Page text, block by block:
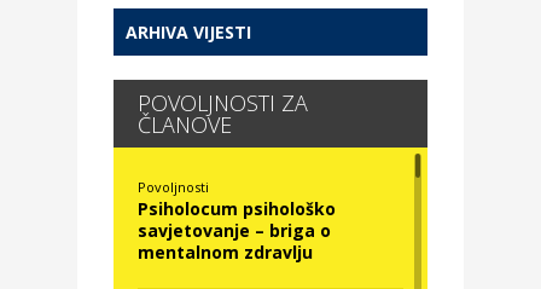
ARHIVA VIJESTI
POVOLJNOSTI ZA
ČLANOVE
Povoljnosti
Psiholocum psihološko
savjetovanje – briga o
mentalnom zdravlju